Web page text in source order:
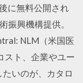
に無料公開され
振興機構提供。
NLM（米国医
スト、企業やユー
いのが、カタロ